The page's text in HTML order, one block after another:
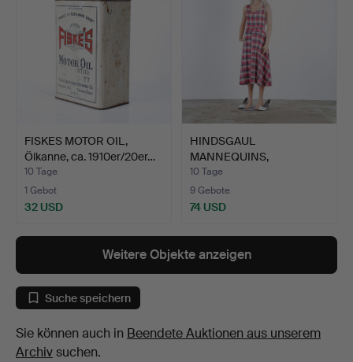
FISKES MOTOR OIL,
Ölkanne, ca. 1910er/20er…
10 Tage
1 Gebot
32 USD
HINDSGAUL
MANNEQUINS,
Schaufensterpuppe, 2…
10 Tage
9 Gebote
74 USD
Weitere Objekte anzeigen
Suche speichern
Sie können auch in Beendete Auktionen aus unserem
Archivsuchen.